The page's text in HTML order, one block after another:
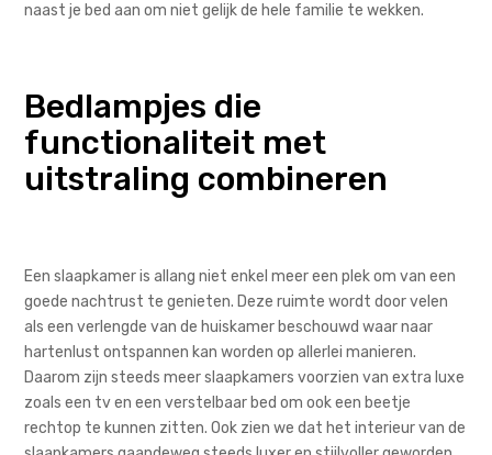
naast je bed aan om niet gelijk de hele familie te wekken.
Bedlampjes die
functionaliteit met
uitstraling combineren
Een slaapkamer is allang niet enkel meer een plek om van een
goede nachtrust te genieten. Deze ruimte wordt door velen
als een verlengde van de huiskamer beschouwd waar naar
hartenlust ontspannen kan worden op allerlei manieren.
Daarom zijn steeds meer slaapkamers voorzien van extra luxe
zoals een tv en een verstelbaar bed om ook een beetje
rechtop te kunnen zitten. Ook zien we dat het interieur van de